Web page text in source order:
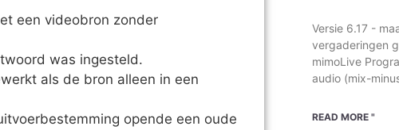
een videobron zonder
was ingesteld.
als de bron alleen in een
opende een oude
Versie 6.17 -
vergaderingen
mimoLive
audio (mix-
READ MORE "